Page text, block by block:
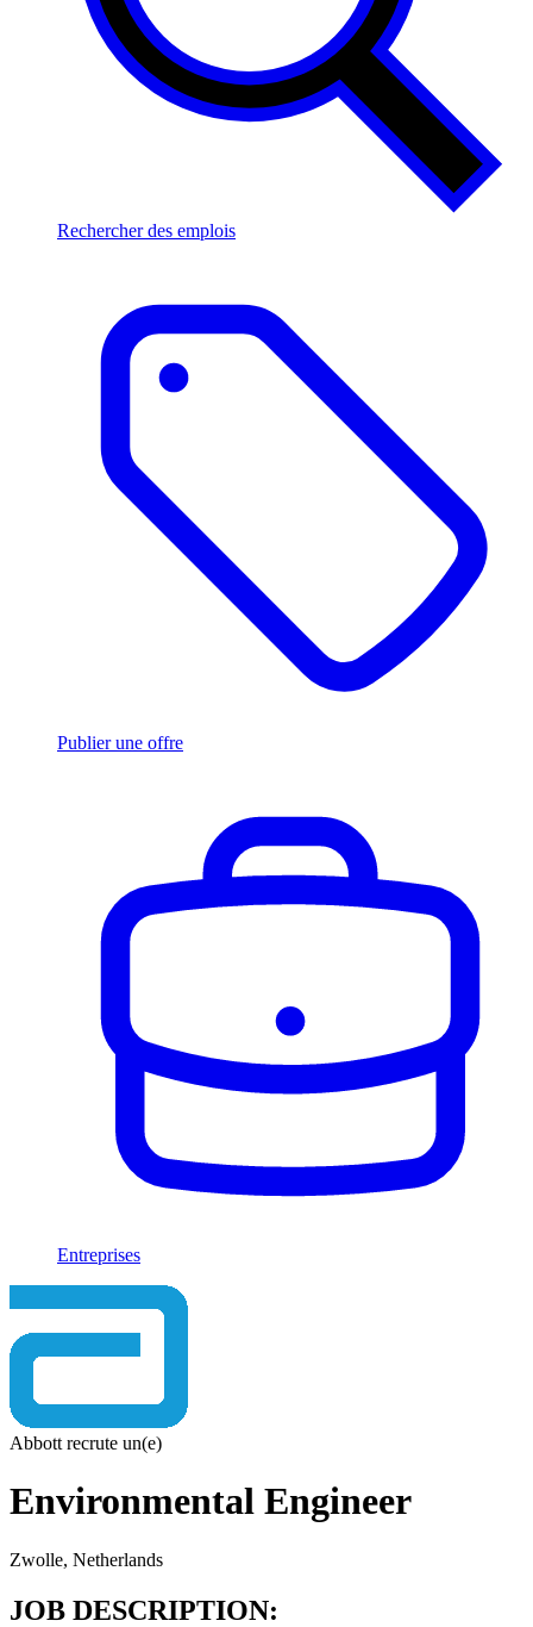
Rechercher des emplois
Publier une offre
Entreprises
Abbott recrute un(e)
Environmental Engineer
Zwolle, Netherlands
JOB DESCRIPTION: